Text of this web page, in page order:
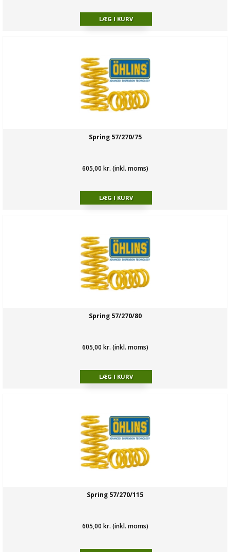
Spring 57/270/75
605,00 kr. (inkl. moms)
Spring 57/270/80
605,00 kr. (inkl. moms)
Spring 57/270/115
605,00 kr. (inkl. moms)